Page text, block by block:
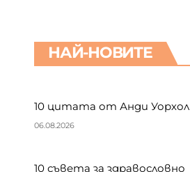
НАЙ-НОВИТЕ
10 цитата от Анди Уорхол
06.08.2026
10 съвета за здравословно